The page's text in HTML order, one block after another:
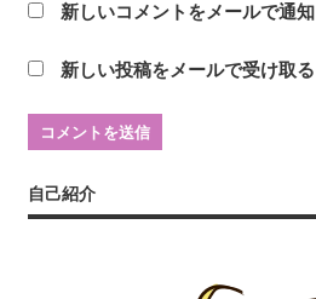
新しいコメントをメールで通知
新しい投稿をメールで受け取る
自己紹介